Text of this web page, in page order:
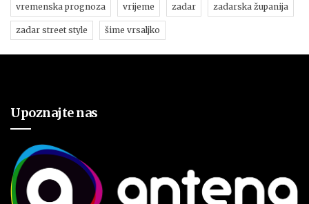
vremenska prognoza vrijeme zadar zadarska županija
zadar street style šime vrsaljko
Upoznajte nas